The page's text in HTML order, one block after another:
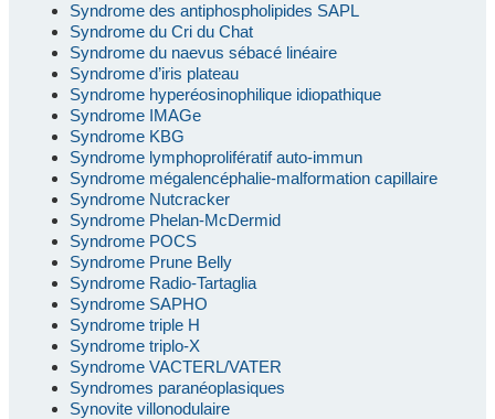
Syndrome des antiphospholipides SAPL
Syndrome du Cri du Chat
Syndrome du naevus sébacé linéaire
Syndrome d’iris plateau
Syndrome hyperéosinophilique idiopathique
Syndrome IMAGe
Syndrome KBG
Syndrome lymphoprolifératif auto-immun
Syndrome mégalencéphalie-malformation capillaire
Syndrome Nutcracker
Syndrome Phelan-McDermid
Syndrome POCS
Syndrome Prune Belly
Syndrome Radio-Tartaglia
Syndrome SAPHO
Syndrome triple H
Syndrome triplo-X
Syndrome VACTERL/VATER
Syndromes paranéoplasiques
Synovite villonodulaire